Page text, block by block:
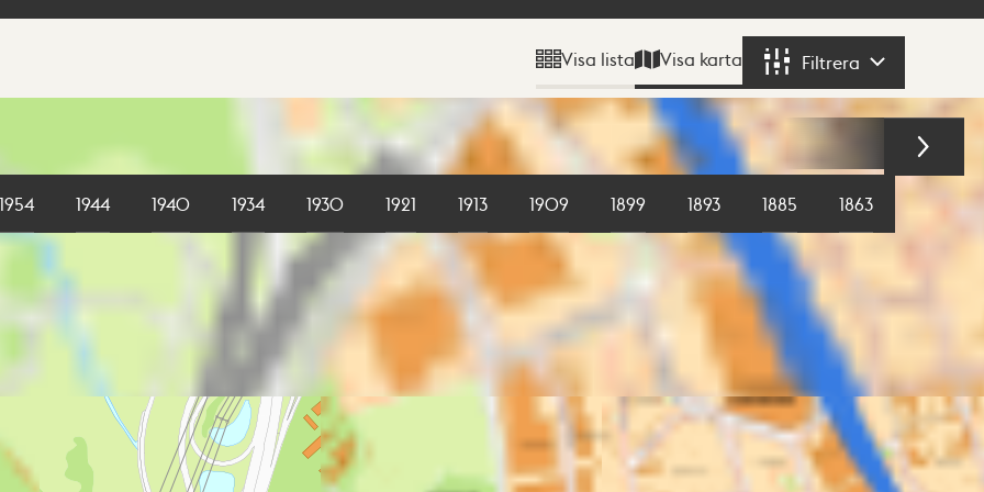
Visa lista Visa karta Filtrera
1954 1944 1940 1934 1930 1921 1913 1909 1899 1893 1885 1863 1855